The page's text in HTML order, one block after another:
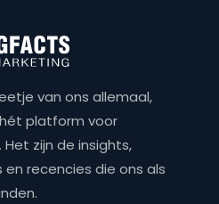
van ons allemaal,
platform voor
zijn de insights,
recencies die ons als